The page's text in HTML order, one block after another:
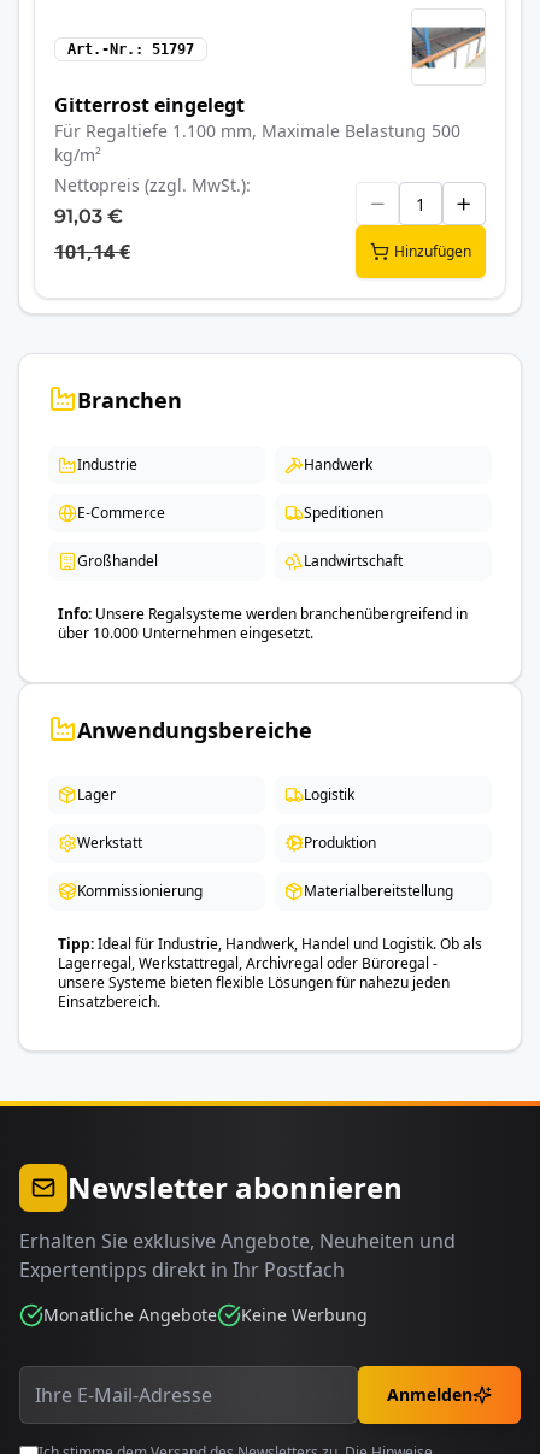
Art.-Nr. 51797
Gitterrost eingelegt
Für Regaltiefe 1.100 mm, Maximale Belastung 500
kg/m²
Nettopreis (zzgl. MwSt.)
91,03 €
101,14 € Hinzufügen
Branchen
Industrie Handwerk
E-Commerce Speditionen
Großhandel Landwirtschaft
Info Unsere Regalsysteme werden branchenübergreifend in
über 10.000 Unternehmen eingesetzt.
Anwendungsbereiche
Lager Logistik
Werkstatt Produktion
Kommissionierung Materialbereitstellung
Tipp Ideal für Industrie, Handwerk, Handel und Logistik. Ob als
Lagerregal, Werkstattregal, Archivregal oder Büroregal -
unsere Systeme bieten flexible Lösungen für nahezu jeden
Einsatzbereich.
Newsletter abonnieren
Erhalten Sie exklusive Angebote, Neuheiten und
Expertentipps direkt in Ihr Postfach
Monatliche Angebote Keine Werbung
Anmelden